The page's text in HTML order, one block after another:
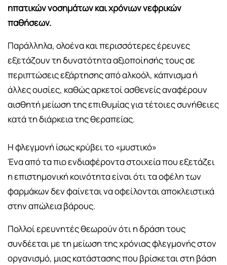
ηπατικών νοσημάτων και χρόνιων νεφρικών
παθήσεων.
Παράλληλα, ολοένα και περισσότερες έρευνες
εξετάζουν τη δυνατότητα αξιοποίησής τους σε
περιπτώσεις εξάρτησης από αλκοόλ, κάπνισμα ή
άλλες ουσίες, καθώς αρκετοί ασθενείς αναφέρουν
αισθητή μείωση της επιθυμίας για τέτοιες συνήθειες
κατά τη διάρκεια της θεραπείας.
Η φλεγμονή ίσως κρύβει το «μυστικό»
Ένα από τα πιο ενδιαφέροντα στοιχεία που εξετάζει
η επιστημονική κοινότητα είναι ότι τα οφέλη των
φαρμάκων δεν φαίνεται να οφείλονται αποκλειστικά
στην απώλεια βάρους.
Πολλοί ερευνητές θεωρούν ότι η δράση τους
συνδέεται με τη μείωση της χρόνιας φλεγμονής στον
οργανισμό, μιας κατάστασης που βρίσκεται στη βάση